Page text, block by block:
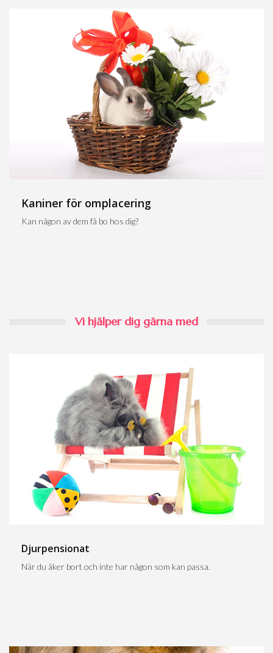
Kaniner för omplacering
Kan någon av dem få bo hos dig?
Vi hjälper dig gärna med
Djurpensionat
När du åker bort och inte har någon som kan passa.